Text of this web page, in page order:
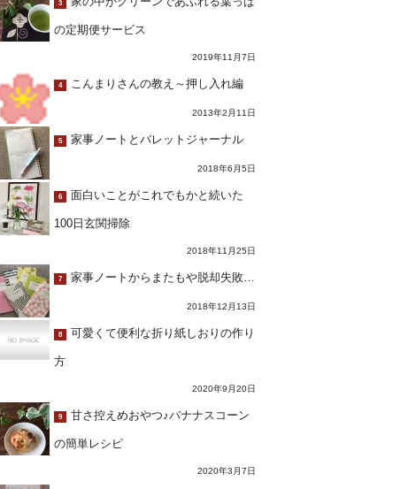
3
の定期便サービス
2019年11月7日
4 こんまりさんの教え～押し入れ編
2013年2月11日
5 家事ノートとバレットジャーナル
2018年6月5日
6 面白いことがこれでもかと続いた
100日玄関掃除
2018年11月25日
7 家事ノートからまたもや脱却失敗…
2018年12月13日
8 可愛くて便利な折り紙しおりの作り
方
2020年9月20日
9 甘さ控えめおやつ♪バナナスコーン
の簡単レシピ
2020年3月7日